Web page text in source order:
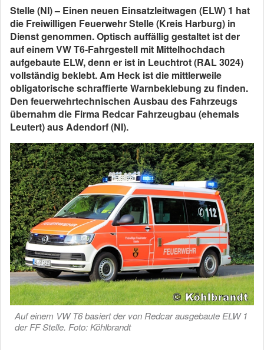
Stelle (NI) – Einen neuen Einsatzleitwagen (ELW) 1 hat
die Freiwilligen Feuerwehr Stelle (Kreis Harburg) in
Dienst genommen. Optisch auffällig gestaltet ist der
auf einem VW T6-Fahrgestell mit Mittelhochdach
aufgebaute ELW, denn er ist in Leuchtrot (RAL 3024)
vollständig beklebt. Am Heck ist die mittlerweile
obligatorische schraffierte Warnbeklebung zu finden.
Den feuerwehrtechnischen Ausbau des Fahrzeugs
übernahm die Firma Redcar Fahrzeugbau (ehemals
Leutert) aus Adendorf (NI).
Auf einem VW T6 basiert der von Redcar ausgebaute ELW 1
der FF Stelle. Foto: Köhlbrandt